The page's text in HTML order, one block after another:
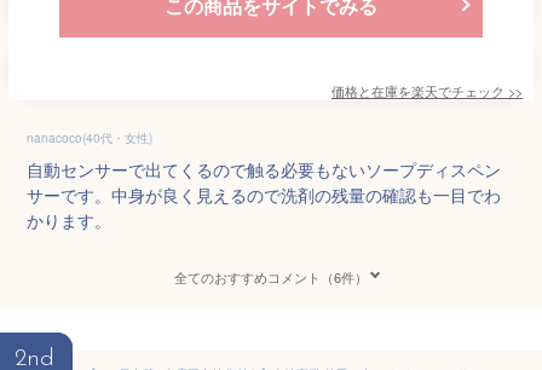
価格と在庫を楽天でチェック >>
nanacoco(40代・女性)
自動センサーで出てくるので触る必要もないソープディスペン
サーです。中身が良く見えるので洗剤の残量の確認も一目でわ
かります。
全てのおすすめコメント（6件）
2nd